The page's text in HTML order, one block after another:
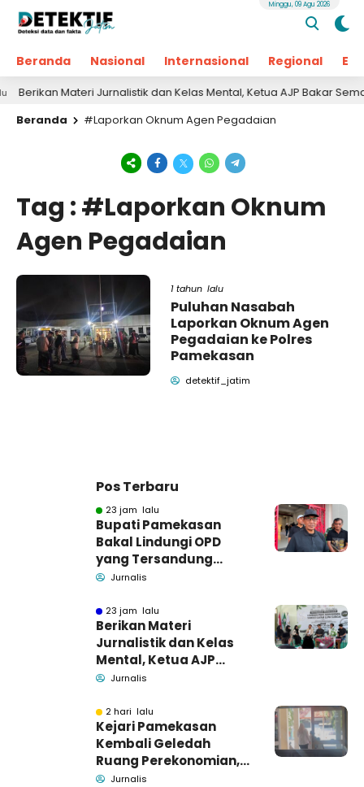
Beranda Nasional Internasional Regional
Minggu, 09 Agu 2026
Materi Jurnalistik dan Kelas Mental, Ketua AJP Bakar
Beranda
#Laporkan Oknum Agen Pegadaian
Tag : #Laporkan Oknum
Agen Pegadaian
1 tahun lalu
Puluhan Nasabah
Laporkan Oknum Agen
Pegadaian ke Polres
Pamekasan
detektif_jatim
Pos Terbaru
23 jam lalu
Bupati Pamekasan
Bakal Lindungi OPD
yang Tersandung
Dugaan Korupsi
Jurnalis
23 jam lalu
Berikan Materi
Jurnalistik dan Kelas
Mental, Ketua AJP
Bakar Semangat LPM
Jurnalis
2 hari lalu
Kejari Pamekasan
Kembali Geledah
Ruang Perekonomian,
Pidsus: Tunggu Saja!
Jurnalis